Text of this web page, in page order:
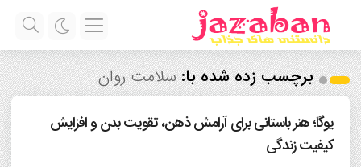
برچسب زده شده با:سلامت روان
یوگا؛ هنر باستانی برای آرامش ذهن، تقویت بدن و افزایش
کیفیت زندگی